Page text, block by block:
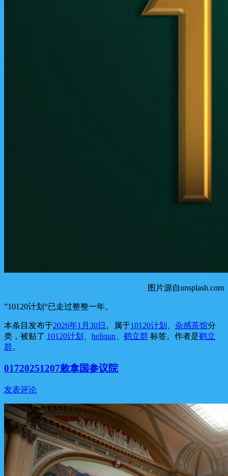
图片源自unsplash.com
”10120计划“已走过整整一年。
本条目发布于2026年1月30日 。属于10120计划 杂感茶馆分
类，被贴了 10120计划 heliqun 鹤立群 标签。 作者是鹤立
群。
01720251207敕拿国参议院
发表评论